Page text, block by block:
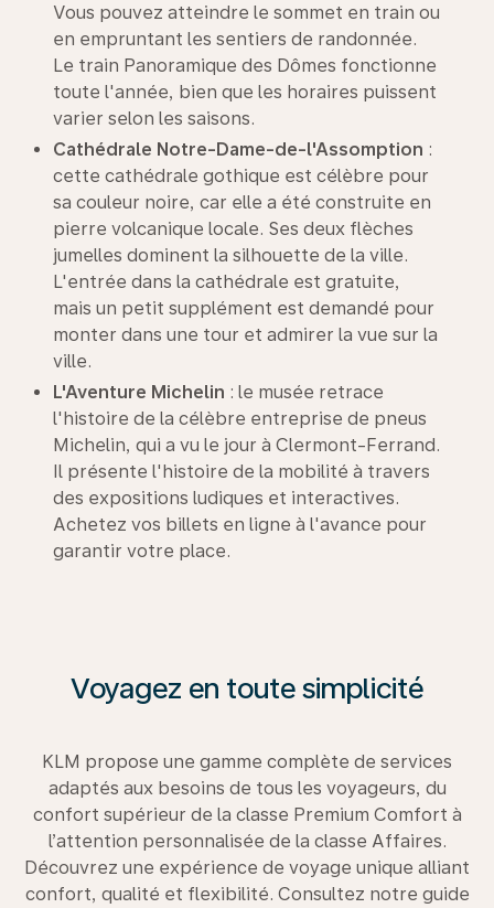
Vous pouvez atteindre le sommet en train ou
en empruntant les sentiers de randonnée.
Le train Panoramique des Dômes fonctionne
toute l'année, bien que les horaires puissent
varier selon les saisons.
Cathédrale Notre-Dame-de-l'Assomption :
cette cathédrale gothique est célèbre pour
sa couleur noire, car elle a été construite en
pierre volcanique locale. Ses deux flèches
jumelles dominent la silhouette de la ville.
L'entrée dans la cathédrale est gratuite,
mais un petit supplément est demandé pour
monter dans une tour et admirer la vue sur la
ville.
L'Aventure Michelin : le musée retrace
l'histoire de la célèbre entreprise de pneus
Michelin, qui a vu le jour à Clermont-Ferrand.
Il présente l'histoire de la mobilité à travers
des expositions ludiques et interactives.
Achetez vos billets en ligne à l'avance pour
garantir votre place.
Voyagez en toute simplicité
KLM propose une gamme complète de services
adaptés aux besoins de tous les voyageurs, du
confort supérieur de la classe Premium Comfort à
l’attention personnalisée de la classe Affaires.
Découvrez une expérience de voyage unique alliant
confort, qualité et flexibilité. Consultez notre guide